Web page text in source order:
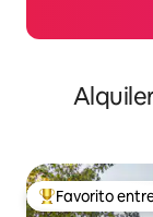
Favorito entre
Favorito